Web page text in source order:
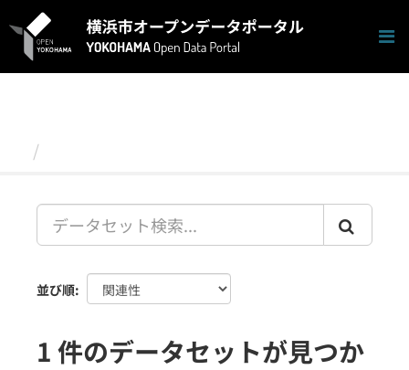
キ
並び順
1 件のデータセットが見つか